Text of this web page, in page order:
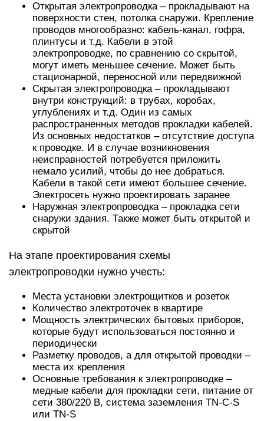
Открытая электропроводка – прокладывают на
поверхности стен, потолка снаружи. Крепление
проводов многообразно: кабель-канал, гофра,
плинтусы и т.д. Кабели в этой
электропроводке, по сравнению со скрытой,
могут иметь меньшее сечение. Может быть
стационарной, переносной или передвижной
Скрытая электропроводка – прокладывают
внутри конструкций: в трубах, коробах,
углублениях и т.д. Один из самых
распространенных методов прокладки кабелей.
Из основных недостатков – отсутствие доступа
к проводке. И в случае возникновения
неисправностей потребуется приложить
немало усилий, чтобы до нее добраться.
Кабели в такой сети имеют большее сечение.
Электросеть нужно проектировать заранее
Наружная электропроводка – прокладка сети
снаружи здания. Также может быть открытой и
скрытой
На этапе проектирования схемы
электропроводки нужно учесть:
Места установки электрощитков и розеток
Количество электроточек в квартире
Мощность электрических бытовых приборов,
которые будут использоваться постоянно и
периодически
Разметку проводов, а для открытой проводки –
места их крепления
Основные требования к электропроводке –
медные кабели для прокладки сети, питание от
сети 380/220 В, система заземления TN-C-S
или TN-S